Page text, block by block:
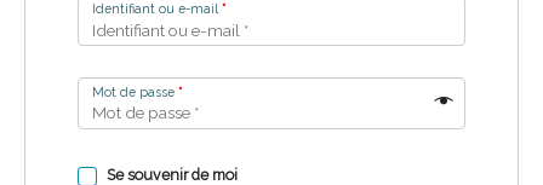
Identifiant ou e-mail *
Mot de passe *
Se souvenir de moi